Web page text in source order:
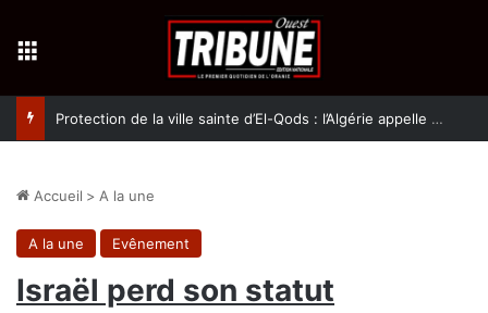
Protection de la ville sainte d’El-Qods : l’Algérie appelle à une action collective
Accueil > A la une
A la une Evênement
Israël perd son statut